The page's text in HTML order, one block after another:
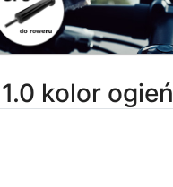
kolor ogień